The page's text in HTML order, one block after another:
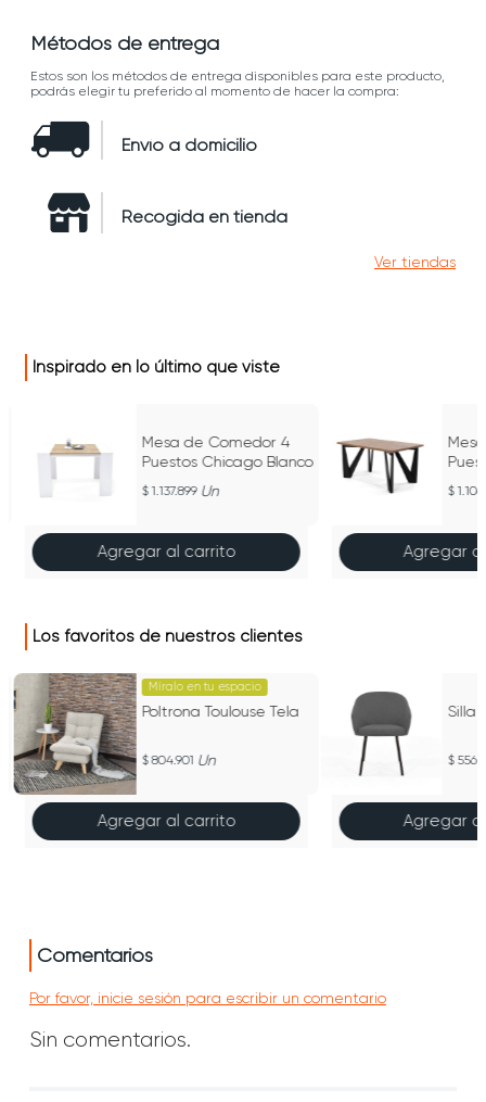
Métodos de entrega
Estos son los métodos de entrega disponibles para este producto,
podrás elegir tu preferido al momento de hacer la compra:
Envío a domicilio
Recogida en tienda
Ver tiendas
Inspirado en lo último que viste
Mesa de Comedor 4
Puestos Chicago Blanco
1.137.899 Un
Agregar al carrito Agregar
Los favoritos de nuestros clientes
Míralo en tu espacio
Poltrona Toulouse Tela
804.901 Un
Agregar al carrito
Silla
Agregar
Comentarios
Por favor, inicie sesión para escribir un comentario
Sin comentarios.